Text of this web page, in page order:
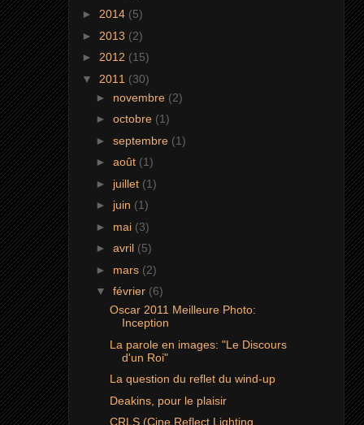
► 2014 (5)
► 2013 (2)
► 2012 (15)
▼ 2011 (30)
► novembre (2)
► octobre (1)
► septembre (1)
► août (1)
► juillet (1)
► juin (1)
► mai (3)
► avril (5)
► mars (2)
▼ février (6)
Oscar 2011 Meilleure Photo:
Inception
La parole en images: "Le Discours
d'un Roi"
La question du reflet du wind-up
Deakins, pour le plaisir
CRLS (Cine Reflect Lighting